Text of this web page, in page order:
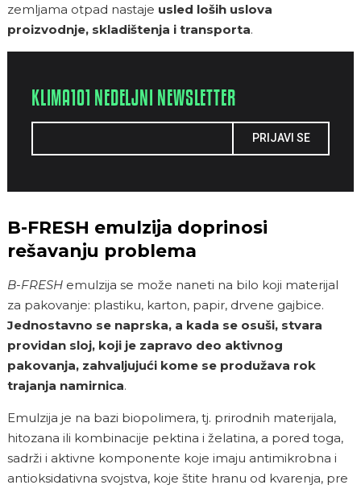
zemljama otpad nastaje usled loših uslova
proizvodnje, skladištenja i transporta.
KLIMA101 NEDELJNI NEWSLETTER
PRIJAVI SE
B-FRESH emulzija doprinosi
rešavanju problema
B-FRESH emulzija se može naneti na bilo koji materijal
za pakovanje: plastiku, karton, papir, drvene gajbice.
Jednostavno se naprska, a kada se osuši, stvara
providan sloj, koji je zapravo deo aktivnog
pakovanja, zahvaljujući kome se produžava rok
trajanja namirnica.
Emulzija je na bazi biopolimera, tj. prirodnih materijala,
hitozana ili kombinacije pektina i želatina, a pored toga,
sadrži i aktivne komponente koje imaju antimikrobna i
antioksidativna svojstva, koje štite hranu od kvarenja, pre